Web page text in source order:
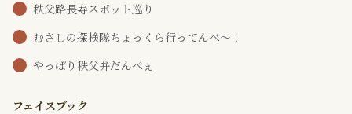
秩父路長寿スポット巡り
むさしの探検隊ちょっくら行ってんべ～！
やっぱり秩父弁だんべぇ
フェイスブック